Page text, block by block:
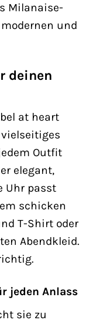
Milanaise-
und
deinen
at heart
Outfit
elegant,
Uhr passt
schicken
T-Shirt oder
Abendkleid.
jeden Anlass
sie zu